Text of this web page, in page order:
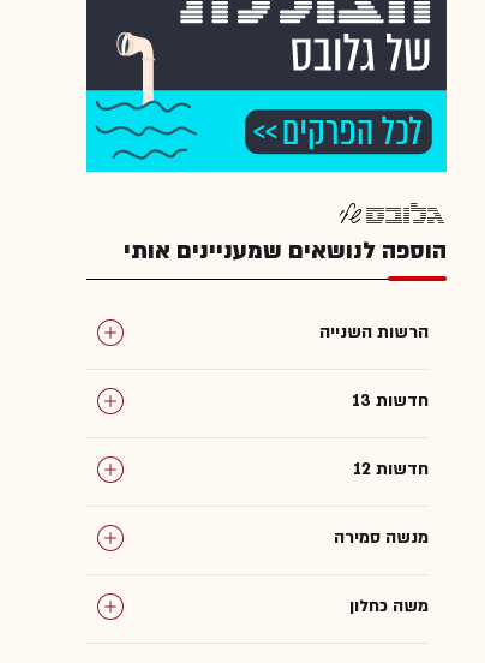
הוספה לנושאים שמעניינים אותי
הרשות השנייה
חדשות 13
חדשות 12
מנשה סמירה
משה כחלון